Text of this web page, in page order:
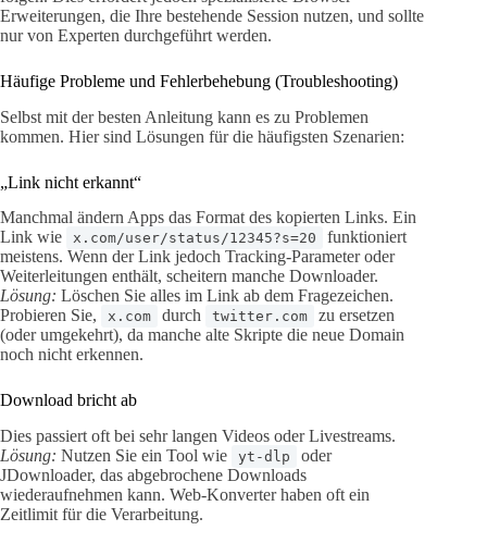
Erweiterungen, die Ihre bestehende Session nutzen, und sollte
nur von Experten durchgeführt werden.
Häufige Probleme und Fehlerbehebung (Troubleshooting)
Selbst mit der besten Anleitung kann es zu Problemen
kommen. Hier sind Lösungen für die häufigsten Szenarien:
„Link nicht erkannt“
Manchmal ändern Apps das Format des kopierten Links. Ein
Link wie
x.com/user/status/12345?s=20
funktioniert
meistens. Wenn der Link jedoch Tracking-Parameter oder
Weiterleitungen enthält, scheitern manche Downloader.
Lösung: Löschen Sie alles im Link ab dem Fragezeichen.
Probieren Sie,
x.com durch twitter.com
zu ersetzen
(oder umgekehrt), da manche alte Skripte die neue Domain
noch nicht erkennen.
Download bricht ab
Dies passiert oft bei sehr langen Videos oder Livestreams.
Lösung: Nutzen Sie ein Tool wie yt-dlp
oder
JDownloader, das abgebrochene Downloads
wiederaufnehmen kann. Web-Konverter haben oft ein
Zeitlimit für die Verarbeitung.